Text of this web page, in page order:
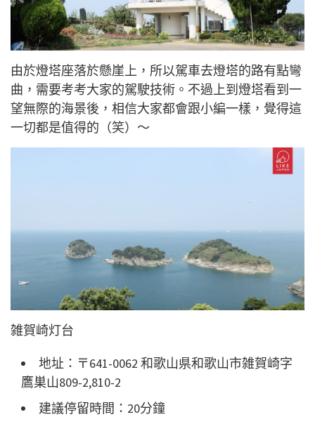
由於燈塔座落於懸崖上，所以駕車去燈塔的路有點彎
曲，需要考考大家的駕駛技術。不過上到燈塔看到一
望無際的海景後，相信大家都會跟小編一樣，覺得這
一切都是值得的（笑）〜
雑賀崎灯台
地址：〒641-0062 和歌山県和歌山市雑賀崎字
鷹巣山809-2,810-2
建議停留時間：20分鐘